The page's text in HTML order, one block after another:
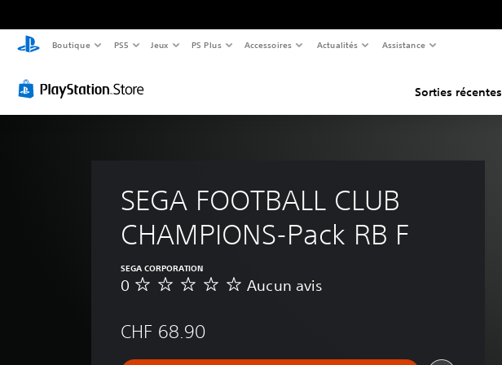
Boutique PS5 Jeux PS Plus Accessoires Actualités Assistance
Sorties récentes
SEGA FOOTBALL CLUB
CHAMPIONS-Pack RB F
SEGA CORPORATION
A
u
0 Aucun avis
CHF 68.90